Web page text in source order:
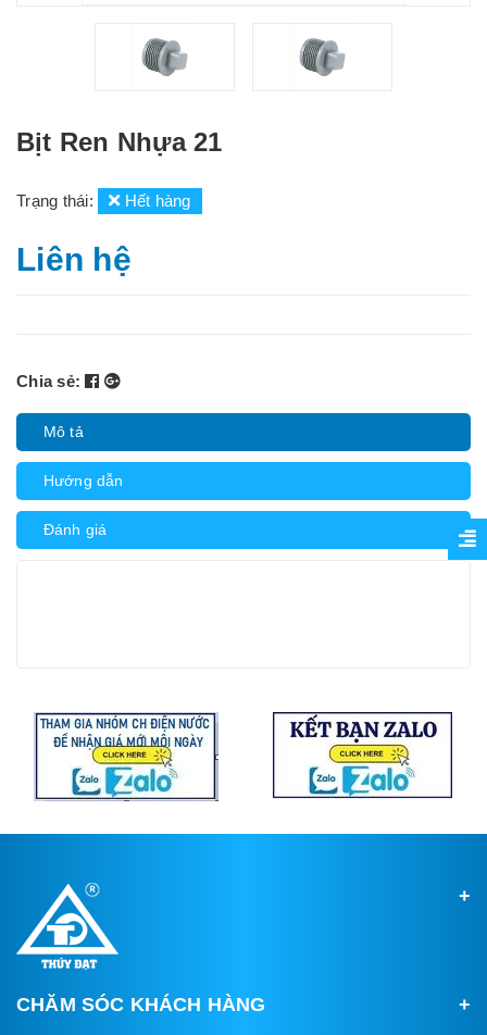
Bịt Ren Nhựa 21
Trạng thái: Hết hàng
Liên hệ
Chia sẻ:
Mô tả
Hướng dẫn
Đánh giá
CHĂM SÓC KHÁCH HÀNG